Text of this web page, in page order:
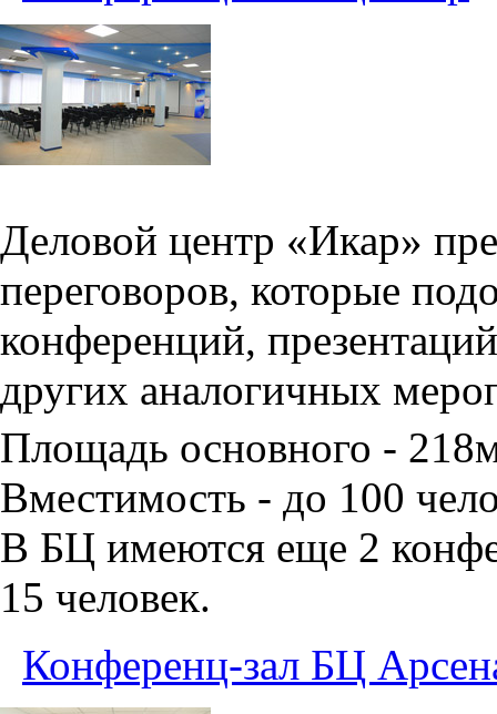
Деловой центр «Икар»
переговоров, которые
конференций,
других аналогичных
Площадь основного -
Вместимость - до 100
В БЦ имеются еще 2
15 человек.
Конференц-зал БЦ